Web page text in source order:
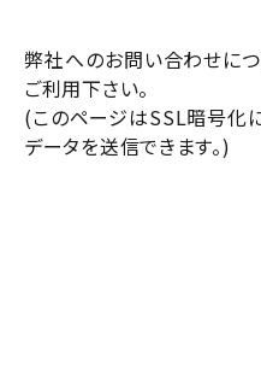
弊社へのお問い合わせにつ
ご利用下さい。
(このページはSSL暗号化
データを送信できます。)